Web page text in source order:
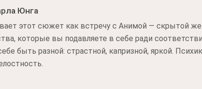
Юнга
этот сюжет как встречу с Анимой — скрытой
которые вы подавляете в себе ради
быть разной: страстной, капризной, яркой.